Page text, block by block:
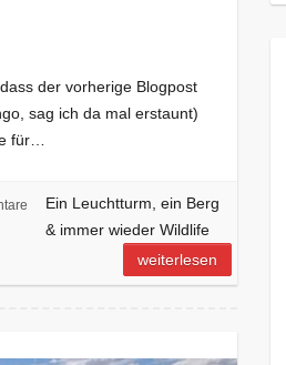
der vorherige Blogpost
sag ich da mal erstaunt)
für…
Ein Leuchtturm, ein Berg
& immer wieder Wildlife
weiterlesen